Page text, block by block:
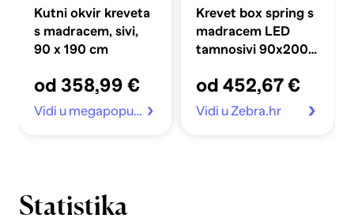
Kutni okvir kreveta
s madracem, sivi,
90 x 190 cm
od 358,99 €
Vidi u megapopust.hr
Krevet box spring s
madracem LED
tamnosivi 90x200
od 452,67 €
Vidi u Zebra.hr
Statistika